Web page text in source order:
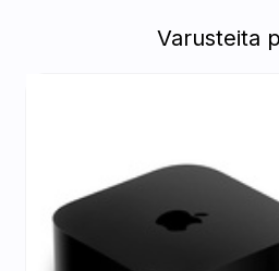
Varusteita